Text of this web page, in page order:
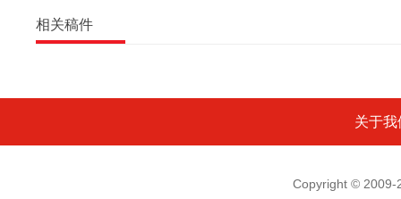
相关稿件
关于我
Copyright © 2009-